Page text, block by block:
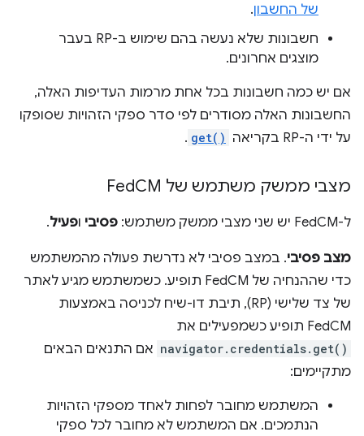
של החשבון.
חשבונות שלא נעשה בהם שימוש ב-RP בעבר
מוצגים אחרונים.
אם יש כמה חשבונות בכל אחת מרמות העדיפות האלה,
החשבונות האלה מסודרים לפי סדר ספקי הזהויות שסופקו
על ידי ה-RP בקריאה
get()
.
מצבי ממשק משתמש של Fed CM
ל-FedCM יש שני מצבי ממשק משתמש: פסיבי ופעיל.
מצב פסיבי. במצב פסיבי לא נדרשת פעולה מהמשתמש
כדי שההנחיה של FedCM תופיע. כשמשתמש מגיע לאתר
של צד שלישי (RP), תיבת דו-שיח לכניסה באמצעות
FedCM תופיע כשמפעילים את
navigator.credentials.get() אם התנאים הבאים
מתקיימים:
המשתמש מחובר לפחות לאחד מספקי הזהויות
הנתמכים. אם המשתמש לא מחובר לכל ספקי